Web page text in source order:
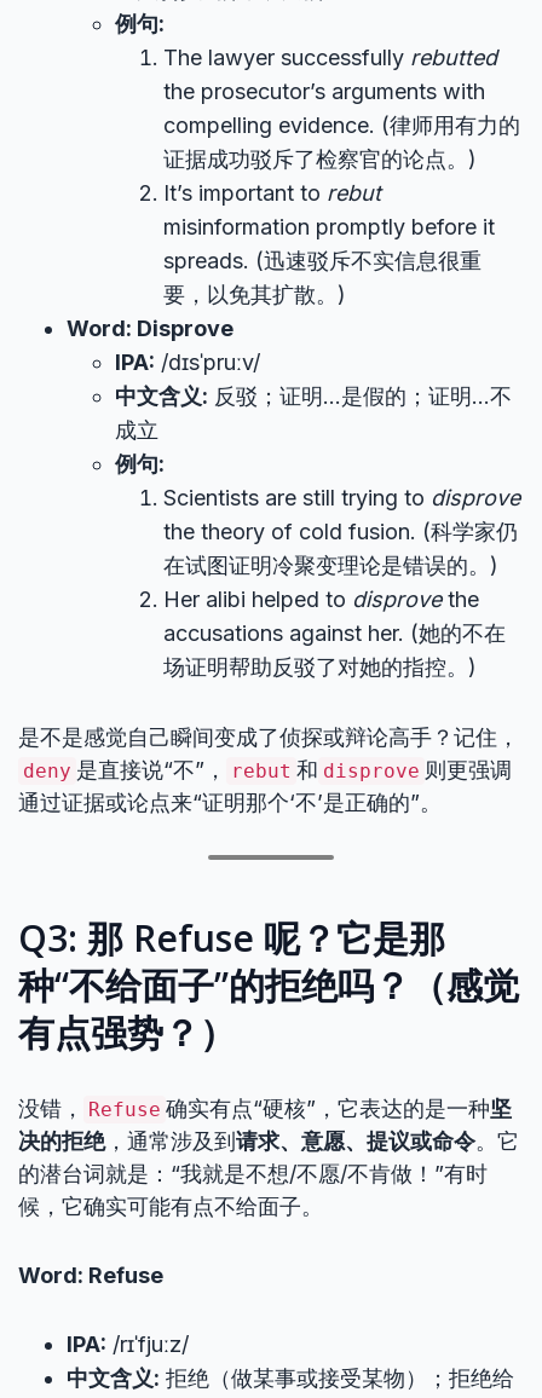
例句:
The lawyer successfully rebutted
the prosecutor’s arguments with
compelling evidence. (律师用有力的
证据成功驳斥了检察官的论点。)
It’s important to rebut
misinformation promptly before it
spreads. (迅速驳斥不实信息很重
要，以免其扩散。)
Word: Disprove
IPA: /dɪsˈpruːv/
中文含义: 反驳；证明…是假的；证明…不
成立
例句:
Scientists are still trying to disprove
the theory of cold fusion. (科学家仍
在试图证明冷聚变理论是错误的。)
Her alibi helped to disprovethe
accusations against her. (她的不在
场证明帮助反驳了对她的指控。)
是不是感觉自己瞬间变成了侦探或辩论高手？记住，
deny 是直接说“不”， rebut 和 disprove 则更强调
通过证据或论点来“证明那个‘不’是正确的”。
Q3: 那 Refuse 呢？它是那
种“不给面子”的拒绝吗？（感觉
有点强势？）
没错， Refuse 确实有点“硬核”，它表达的是一种坚
决的拒绝，通常涉及到 请求、意愿、提议或命令。它
的潜台词就是：“我就是不想/不愿/不肯做！”有时
候，它确实可能有点不给面子。
Word: Refuse
IPA: /rɪˈfjuːz/
中文含义: 拒绝（做某事或接受某物）；拒绝给